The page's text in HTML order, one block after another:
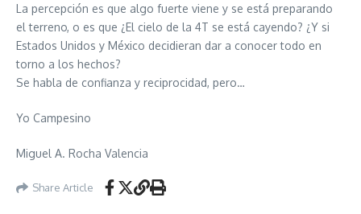
La percepción es que algo fuerte viene y se está preparando
el terreno, o es que ¿El cielo de la 4T se está cayendo? ¿Y si
Estados Unidos y México decidieran dar a conocer todo en
torno a los hechos?
Se habla de confianza y reciprocidad, pero…
Yo Campesino
Miguel A. Rocha Valencia
Share Article